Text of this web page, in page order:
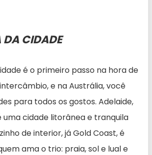
DA CIDADE
é o primeiro passo na hora de
e na Austrália, você
para todos os gostos. Adelaide,
uma cidade litorânea e tranquila
de interior, já Gold Coast, é
ama o trio: praia, sol e lual e